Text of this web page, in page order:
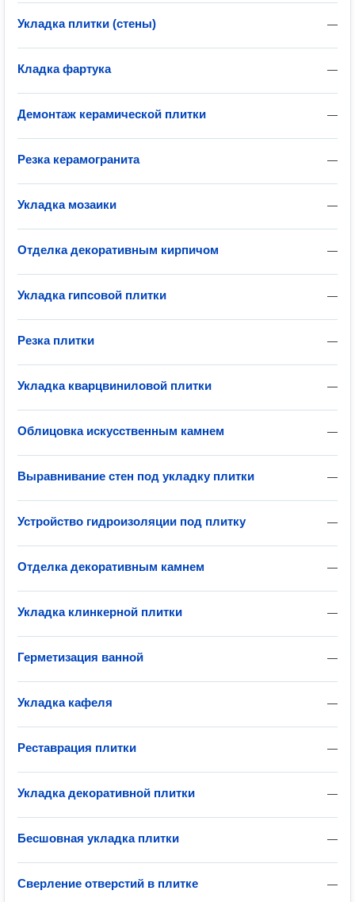
—
Укладка плитки (стены)
—
Кладка фартука
—
Демонтаж керамической плитки
—
Резка керамогранита
—
Укладка мозаики
—
Отделка декоративным кирпичом
—
Укладка гипсовой плитки
—
Резка плитки
—
Укладка кварцвиниловой плитки
—
Облицовка искусственным камнем
—
Выравнивание стен под укладку плитки
—
Устройство гидроизоляции под плитку
—
Отделка декоративным камнем
—
Укладка клинкерной плитки
—
Герметизация ванной
—
Укладка кафеля
—
Реставрация плитки
—
Укладка декоративной плитки
—
Бесшовная укладка плитки
—
Сверление отверстий в плитке